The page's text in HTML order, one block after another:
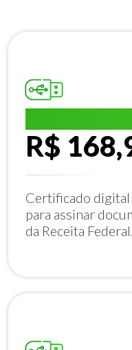
R$
Certificado digital
para assinar
da Receita Federal.